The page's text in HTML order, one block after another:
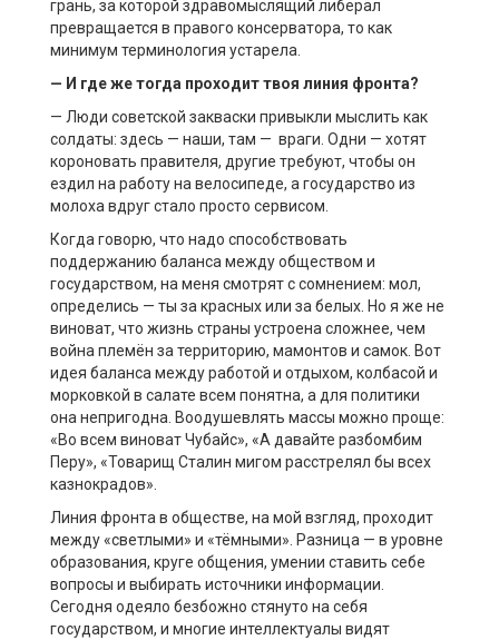
грань, за которой здравомыслящий либерал
превращается в правого консерватора, то как
минимум терминология устарела.
— И где же тогда проходит твоя линия фронта?
— Люди советской закваски привыкли мыслить как
солдаты: здесь — наши, там — враги. Одни — хотят
короновать правителя, другие требуют, чтобы он
ездил на работу на велосипеде, а государство из
молоха вдруг стало просто сервисом.
Когда говорю, что надо способствовать
поддержанию баланса между обществом и
государством, на меня смотрят с сомнением: мол,
определись — ты за красных или за белых. Но я же не
виноват, что жизнь страны устроена сложнее, чем
война племён за территорию, мамонтов и самок. Вот
идея баланса между работой и отдыхом, колбасой и
морковкой в салате всем понятна, а для политики
она непригодна. Воодушевлять массы можно проще:
«Во всем виноват Чубайс», «А давайте разбомбим
Перу», «Товарищ Сталин мигом расстрелял бы всех
казнокрадов».
Линия фронта в обществе, на мой взгляд, проходит
между «светлыми» и «тёмными». Разница — в уровне
образования, круге общения, умении ставить себе
вопросы и выбирать источники информации.
Сегодня одеяло безбожно стянуто на себя
государством, и многие интеллектуалы видят